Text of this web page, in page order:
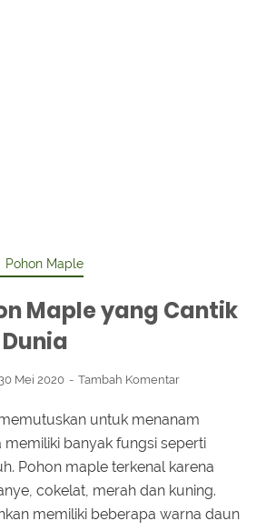
Pohon Maple
Maple yang Cantik
Mei 2020 Tambah Komentar
untuk menanam
banyak fungsi seperti
Pohon maple terkenal karena
cokelat, merah dan kuning.
memiliki beberapa warna daun